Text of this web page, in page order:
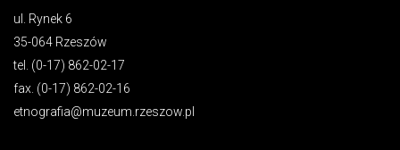
ul. Rynek 6
35-064 Rzeszów
tel. (0-17) 862-02-17
fax. (0-17) 862-02-16
etnografia@muzeum.rzeszow.pl